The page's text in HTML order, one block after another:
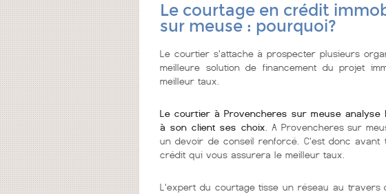
Le courtage en crédit
sur meuse : pourquoi?
Le courtier s'attache à prospecter plusieurs
meilleure solution de financement du projet
meilleur taux.
Le courtier à Provencheres sur meuse
à son client ses choix . A Provencheres sur
un devoir de conseil renforcé. C'est donc
crédit qui vous assurera le meilleur taux.
L'expert du courtage tisse un réseau au travers